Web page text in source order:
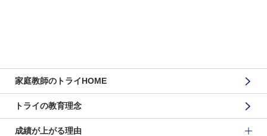
家庭教師のトライHOME
トライの教育理念
成績が上がる理由